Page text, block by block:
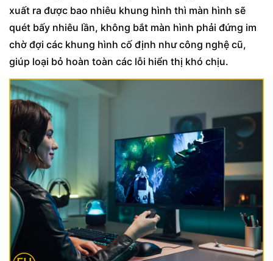
xuất ra được bao nhiêu khung hình thì màn hình sẽ
quét bấy nhiêu lần, không bắt màn hình phải đứng im
chờ đợi các khung hình cố định như công nghệ cũ,
giúp loại bỏ hoàn toàn các lỗi hiển thị khó chịu.